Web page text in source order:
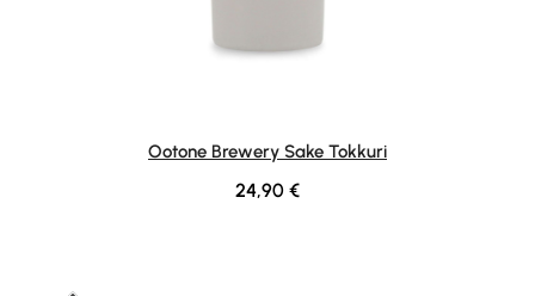
Ootone Brewery Sake Tokkuri
Regulärer Preis:
24,90 €